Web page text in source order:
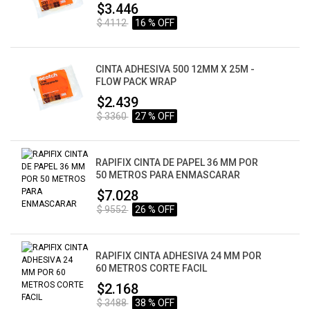
$3.446
$ 4112 16 % OFF
CINTA ADHESIVA 500 12MM X 25M -
FLOW PACK WRAP
$2.439
$ 3360 27 % OFF
RAPIFIX CINTA DE PAPEL 36 MM POR
50 METROS PARA ENMASCARAR
$7.028
$ 9552 26 % OFF
RAPIFIX CINTA ADHESIVA 24 MM POR
60 METROS CORTE FACIL
$2.168
$ 3488 38 % OFF